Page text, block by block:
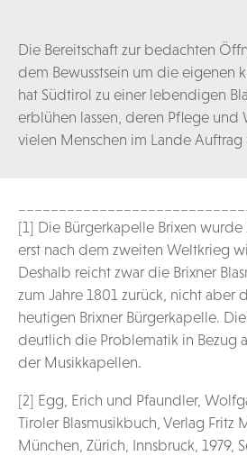
Die Bereitschaft zur bedachten
dem Bewusstsein um die eigenen
hat Südtirol zu einer lebendigen
erblühen lassen, deren Pflege
vielen Menschen im Lande
[1] Die Bürgerkapelle Brixen
erst nach dem zweiten Weltkrieg
Deshalb reicht zwar die Brixner
zum Jahre 1801 zurück, nicht aber
heutigen Brixner Bürgerkapelle.
deutlich die Problematik in Bezug
der Musikkapellen.
[2] Egg, Erich und Pfaundler,
Tiroler Blasmusikbuch, Verlag Fritz
München, Zürich, Innsbruck, 1979,